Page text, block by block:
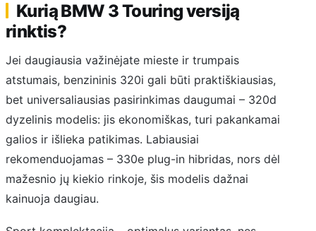
Kurią BMW 3 Touring versiją
rinktis?
Jei daugiausia važinėjate mieste ir trumpais
atstumais, benzininis 320i gali būti praktiškiausias,
bet universaliausias pasirinkimas daugumai – 320d
dyzelinis modelis: jis ekonomiškas, turi pakankamai
galios ir išlieka patikimas. Labiausiai
rekomenduojamas – 330e plug-in hibridas, nors dėl
mažesnio jų kiekio rinkoje, šis modelis dažnai
kainuoja daugiau.